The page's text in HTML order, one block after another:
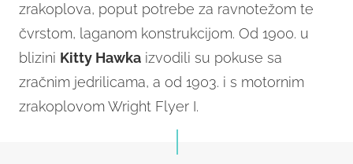
zrakoplova, poput potrebe za ravnotežom te
čvrstom, laganom konstrukcijom. Od 1900. u
blizini Kitty Hawka izvodili su pokuse sa
zračnim jedrilicama, a od 1903. i s motornim
zrakoplovom Wright Flyer I.